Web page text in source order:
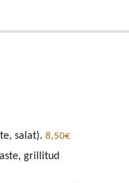
salat). 8,50€
grillitud